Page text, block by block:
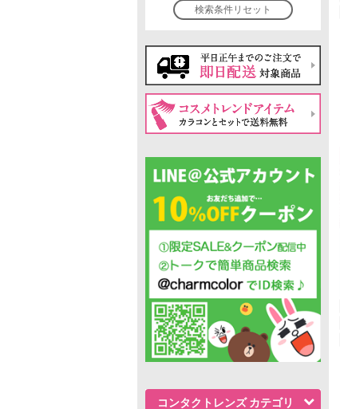
検索条件リセット
コンタクトレンズ カテゴリ